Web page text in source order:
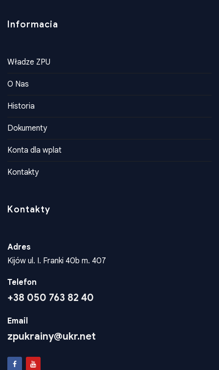
Informacia
Władze ZPU
O Nas
Historia
Dokumenty
Konta dla wplat
Kontakty
Kontakty
Adres
Kijów ul. I. Franki 40b m. 407
Telefon
+38 050 763 82 40
Email
zpukrainy@ukr.net